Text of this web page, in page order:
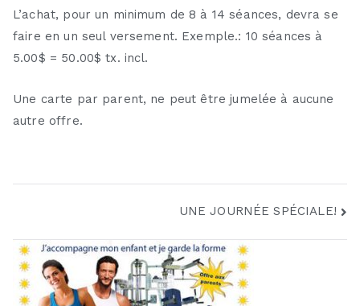
L’achat, pour un minimum de 8 à 14 séances, devra se
faire en un seul versement. Exemple.: 10 séances à
5.00$ = 50.00$ tx. incl.
Une carte par parent, ne peut être jumelée à aucune
autre offre.
de
l’article
UNE JOURNÉE SPÉCIALE!